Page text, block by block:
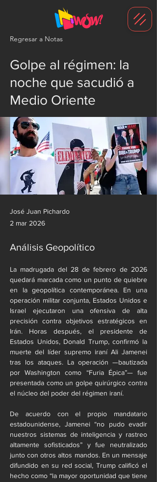
Regresar a Notas
Golpe al régimen: la
noche que sacudió a
Medio Oriente
José Juan Pichardo
2 mar 2026
Análisis Geopolítico
La madrugada del 28 de febrero de 2026
quedará marcada como un punto de quiebre
en la geopolítica contemporánea. En una
operación militar conjunta, Estados Unidos e
Israel ejecutaron una ofensiva de alta
precisión contra objetivos estratégicos en
Irán. Horas después, el presidente de
Estados Unidos, Donald Trump, confirmó la
muerte del líder supremo iraní Ali Jamenei
tras los ataques. La operación —bautizada
por Washington como “Furia Épica”— fue
presentada como un golpe quirúrgico contra
el núcleo del poder del régimen iraní.
De acuerdo con el propio mandatario
estadounidense, Jamenei “no pudo evadir
nuestros sistemas de inteligencia y rastreo
altamente sofisticados” y fue neutralizado
junto con otros altos mandos. En un mensaje
difundido en su red social, Trump calificó el
hecho como “la mayor oportunidad que tiene